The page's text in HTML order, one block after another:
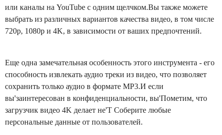
или каналы на YouTube с одним щелчком.Вы также можете
выбрать из различных вариантов качества видео, в том числе
720p, 1080p и 4K, в зависимости от ваших предпочтений.
Еще одна замечательная особенность этого инструмента - его
способность извлекать аудио треки из видео, что позволяет
сохранить только аудио в формате MP3.И если
вы'заинтересован в конфиденциальности, вы'Пометим, что
загрузчик видео 4K делает не'T Соберите любые
персональные данные от пользователей.